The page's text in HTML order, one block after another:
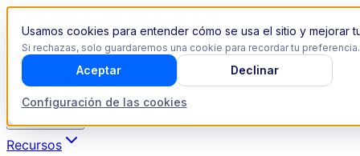
Usamos cookies para entender cómo se usa el sitio y
Si rechazas, solo guardaremos una cookie para recordar tu preferencia.
Configuración de las cookies
Aceptar Declinar
Recursos